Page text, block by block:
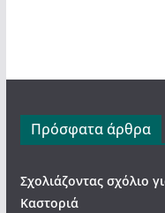
Πρόσφατα άρθρα
Σχολιάζοντας σχόλιο
Καστοριά